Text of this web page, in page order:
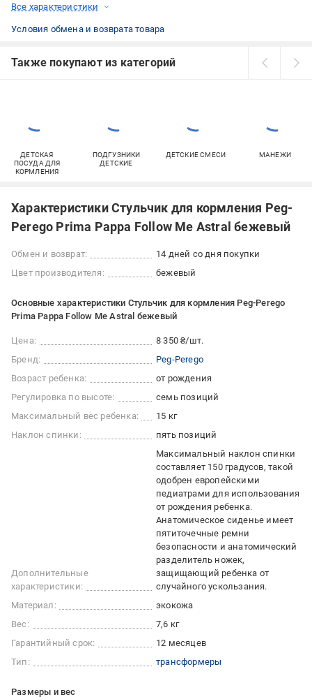
Все характеристики
Условия обмена и возврата товара
Также покупают из категорий
ДЕТСКАЯ
ПОСУДА ДЛЯ
КОРМЛЕНИЯ
ПОДГУЗНИКИ
ДЕТСКИЕ
ДЕТСКИЕ СМЕСИ МАНЕЖИ
Характеристики Стульчик для кормления Peg-
Perego Prima Pappa Follow Me Astral бежевый
Обмен и возврат:
14 дней со дня покупки
Цвет производителя:
бежевый
Основные характеристики Стульчик для кормления Peg-Perego
Prima Pappa Follow Me Astral бежевый
Цена:
8 350 ₴/шт.
Бренд:
Peg-Perego
Возраст ребенка:
от рождения
Регулировка по высоте:
семь позиций
Максимальный вес ребенка:
15 кг
Наклон спинки:
пять позиций
Дополнительные
характеристики:
Максимальный наклон спинки
составляет 150 градусов, такой
одобрен европейскими
педиатрами для использования
от рождения ребенка.
Анатомическое сиденье имеет
пятиточечные ремни
безопасности и анатомический
разделитель ножек,
защищающий ребенка от
случайного ускользания.
Материал:
экокожа
Вес:
7,6 кг
Гарантийный срок:
12 месяцев
Тип:
трансформеры
Размеры и вес